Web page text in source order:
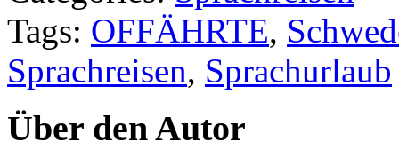
Tags: OFFÄHRTE,
Sprachreisen, Sprachurlaub
Über den Autor